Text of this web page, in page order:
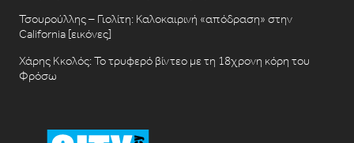
Τσουρούλλης – Γιολίτη: Καλοκαιρινή «απόδραση» στην
California [εικόνες]
Χάρης Κκολός: Το τρυφερό βίντεο με τη 18χρονη κόρη του
Φρόσω